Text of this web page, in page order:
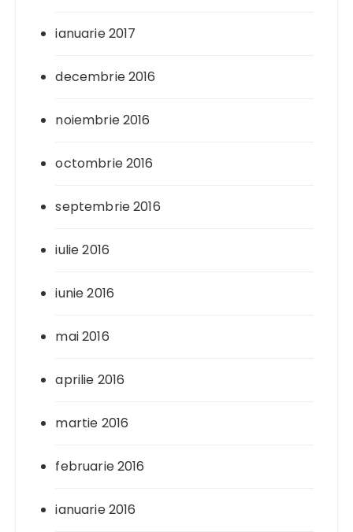
ianuarie 2017
decembrie 2016
noiembrie 2016
octombrie 2016
septembrie 2016
iulie 2016
iunie 2016
mai 2016
aprilie 2016
martie 2016
februarie 2016
ianuarie 2016